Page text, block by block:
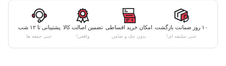
۱۰ روز ضمانت بازگشت
حتی سلیقه ای!
امکان خرید اقساطی
بدون چک و ضامن
تضمین اصالت کالا
واقعی!
پشتیبانی تا ۱۲ شب
حتی جمعه ها